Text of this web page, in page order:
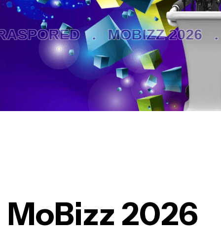
. MOBIZZ 2026 .
MoBizz 2026